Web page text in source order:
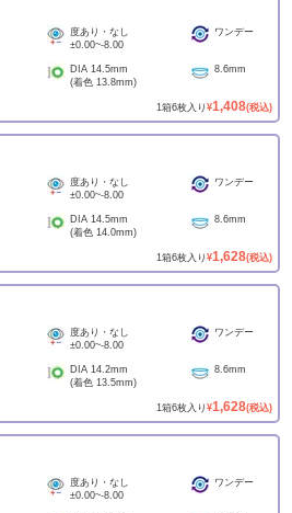
度あり・なし
±0.00~-8.00
ワンデー
DIA 14.5mm
(着色 13.8mm)
8.6mm
1箱6枚入り ¥1,408(税込)
度あり・なし
±0.00~-8.00
ワンデー
DIA 14.5mm
(着色 14.0mm)
8.6mm
1箱6枚入り ¥1,628(税込)
度あり・なし
±0.00~-8.00
ワンデー
DIA 14.2mm
(着色 13.5mm)
8.6mm
1箱6枚入り ¥1,628(税込)
度あり・なし
±0.00~-8.00
ワンデー